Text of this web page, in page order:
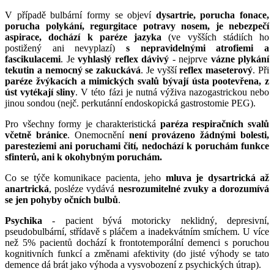
V případě bulbární formy se objevídysartrie, porucha fonace,
porucha polykání, regurgitace potravy nosem, je nebezpečí
aspirace, dochází k paréze jazyka(ve vyšších stádiích ho
postižený ani nevyplazí) s nepravidelnými atrofiemi a
fascikulacemi. Je vyhlaslý reflex dávivý - nejprve vázne plykání
tekutin a nemocný se zakuckává. Je vyššíreflex maseterový. Při
paréze žvýkacích a mimických svalů bývají ústa pootevřena, z
úst vytékají sliny. V této fázi je nutná výživa nazogastrickou nebo
jinou sondou (nejč. perkutánní endoskopická gastrostomie PEG).
Pro všechny formy je charakteristická paréza respiračních svalů
včetně bránice. Onemocnění není provázeno žádnými bolesti,
paresteziemi ani poruchami čití, nedochází k poruchám funkce
sfinterů, ani k okohybným poruchám.
Co se týče komunikace pacienta, jeho mluva je dysartrická až
anartrická, posléze vydává nesrozumitelné zvuky a dorozumívá
se jen pohyby očních bulbů.
Psychika- pacient bývá motoricky neklidný, depresivní,
pseudobulbární, střídavě s pláčem a inadekvátním smíchem. U více
než 5% pacientů dochází k frontotemporální demenci s poruchou
kognitivních funkcí a změnami afektivity (do jisté výhody se tato
demence dá brát jako výhoda a vysvobození z psychických útrap).